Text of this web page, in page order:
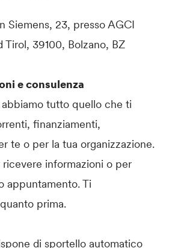
Siemens, 23, presso AGCI
Tirol, 39100, Bolzano, BZ
e consulenza
abbiamo tutto quello che ti
finanziamenti,
te o per la tua organizzazione.
informazioni o per
appuntamento. Ti
prima.
di sportello automatico